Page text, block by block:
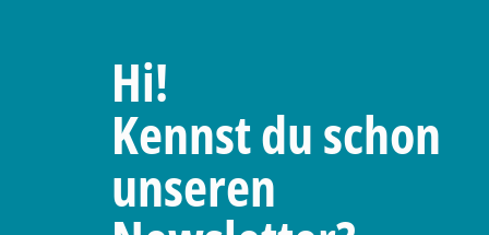
Hi!
Kennst du schon
unseren